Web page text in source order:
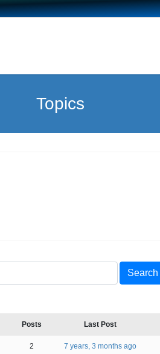
Topics
Posts Last Post
2 7 years, 3 months ago